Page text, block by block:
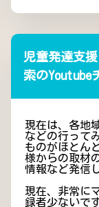
児童発達支
索のYoutube
現在は、各地
などの行って
ものがほとん
様からの取材
情報など発信
現在、非常に
録者少ないで